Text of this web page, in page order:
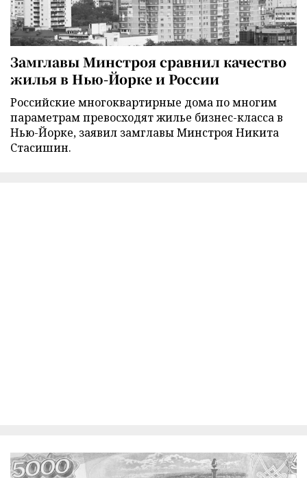
Замглавы Минстроя сравнил качество
жилья в Нью-Йорке и России
Российские многоквартирные дома по многим
параметрам превосходят жилье бизнес-класса в
Нью-Йорке, заявил замглавы Минстроя Никита
Стасишин.